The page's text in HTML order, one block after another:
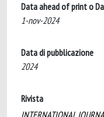
Data ahead of print o
1-nov-2024
Data di pubblicazione
2024
Rivista
INTERNATIONAL